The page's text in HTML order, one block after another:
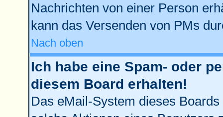
Nachrichten von einer Person
kann das Versenden von PMs
Nach oben
Ich habe eine Spam- oder
diesem Board erhalten!
Das eMail-System dieses